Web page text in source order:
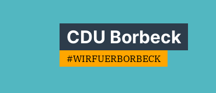
CDU Borbeck
#WIRFUERBORBECK